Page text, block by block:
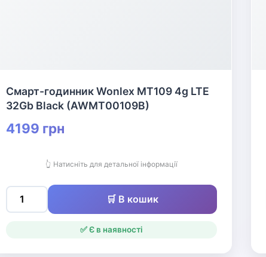
Смарт-годинник Wonlex MT109 4g LTE
32Gb Black (AWMT00109B)
4199 грн
👆 Натисніть для детальної інформації
🛒 В кошик
✅ Є в наявності